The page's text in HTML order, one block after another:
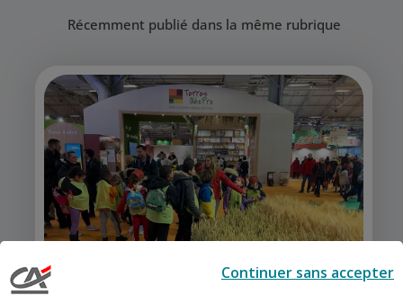
Récemment publié dans la même rubrique
Continuer sans accepter